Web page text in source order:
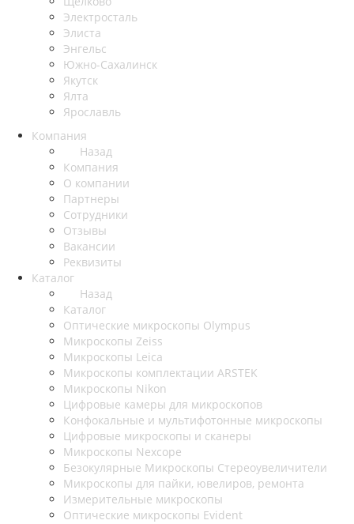
Электросталь
Элиста
Энгельс
Южно-Сахалинск
Якутск
Ялта
Ярославль
Компания
Назад
Компания
О компании
Партнеры
Сотрудники
Отзывы
Вакансии
Реквизиты
Каталог
Назад
Каталог
Оптические микроскопы Olympus
Микроскопы Zeiss
Микроскопы Leica
Микроскопы комплектации ARSTEK
Микроскопы Nikon
Цифровые камеры для микроскопов
Конфокальные и мультифотонные микроскопы
Цифровые микроскопы и сканеры
Микроскопы Nexcope
Безокулярные Микроскопы Стереоувеличители
Микроскопы для пайки, ювелиров, ремонта
Измерительные микроскопы
Оптические микроскопы Evident